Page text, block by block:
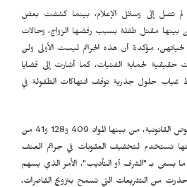
لم تصل إلى وسائل الإعلام، بينما كشفت بعض
من بينها مقتل طفلة بسبب رفضها الزواج، وحالات
مؤكدة أن هذه الجرائم ليست الأولى ولن
حقيقية لحماية الفتيات، كما أشارت إلى قضايا
غياب حلول جذرية توقف انتهاكات الطفولة في
وانتقدت إسراء سلمان بعض النصوص القانونية، من بينها المواد 409 و128 و41 من
أنها تستخدم لتخفيف العقوبات في جرائم العنف
يسمى بـ "الشرف أو التأديب"، الأمر الذي يسهم
من التشريعات التي تسمح بتزويج القاصرات،